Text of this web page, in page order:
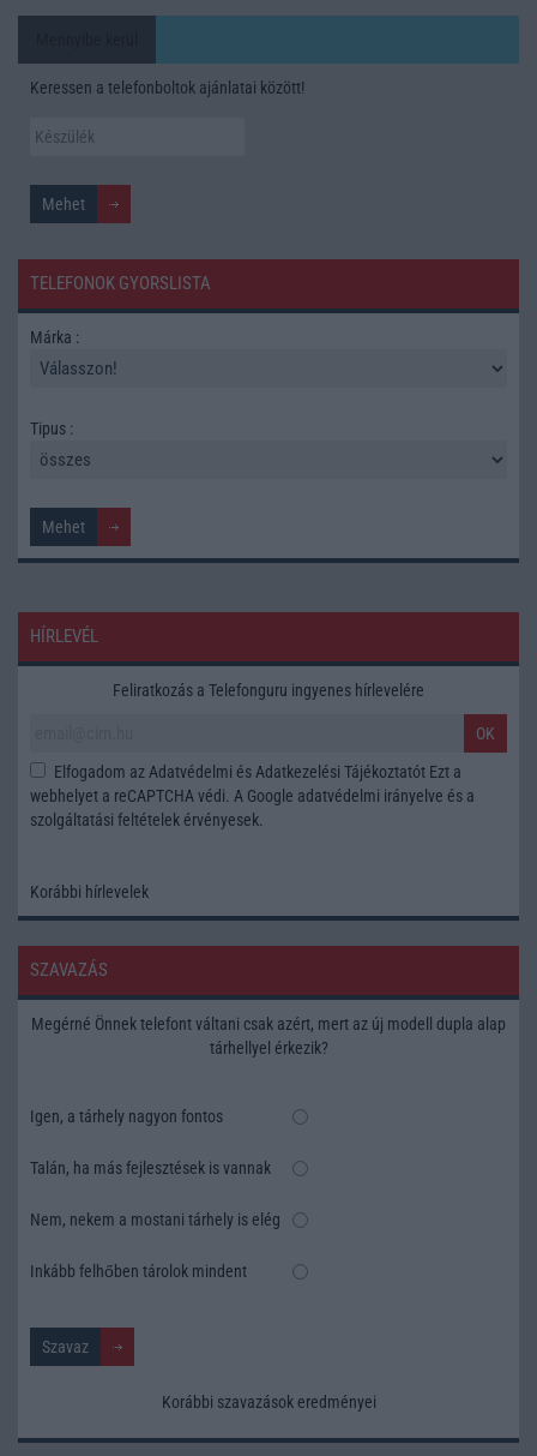
Keressen a telefonboltok ajánlatai között!
TELEFONOK GYORSLISTA
Márka :
Tipus :
HÍRLEVÉL
Feliratkozás a Telefonguru ingyenes hírlevelére
OK
Elfogadom azAdatvédelmi és Adatkezelési Tájékoztatót Ezt a
webhelyet a reCAPTCHA védi. A Google adatvédelmi irányelve és a
szolgáltatási feltételek érvényesek.
Korábbi hírlevelek
SZAVAZÁS
Megérné Önnek telefont váltani csak azért, mert az új modell dupla alap
tárhellyel érkezik?
Igen, a tárhely nagyon fontos
Talán, ha más fejlesztések is vannak
Nem, nekem a mostani tárhely is elég
Inkább felhőben tárolok mindent
Korábbi szavazások eredményei